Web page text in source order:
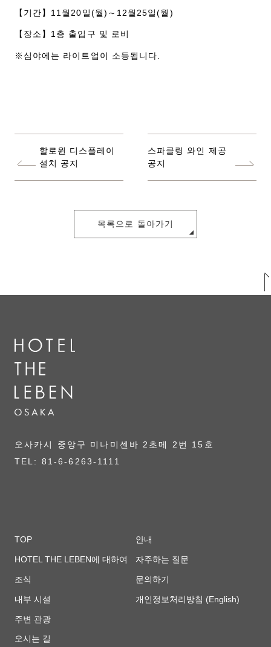
【기간】11월20일(월)～12월25일(월)
【장소】1층 출입구 및 로비
※심야에는 라이트업이 소등됩니다.
할로윈 디스플레이
설치 공지
스파클링 와인 제공
공지
목록으로 돌아가기
오사카시 중앙구 미나미센바 2초메 2번 15호
TEL: 81-6-6263-1111
TOP
HOTEL THE LEBEN에 대하여
조식
내부 시설
주변 관광
오시는 길
안내
자주하는 질문
문의하기
개인정보처리방침 (English)